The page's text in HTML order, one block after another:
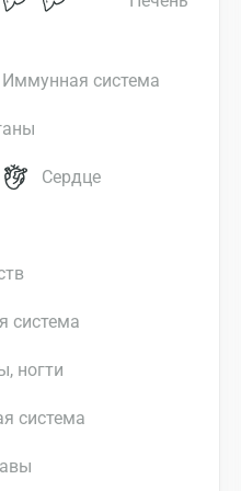
Иммунная система
Сердце
система
ногти
система